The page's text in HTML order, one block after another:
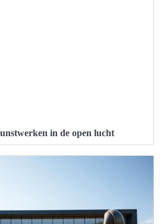
in de open lucht